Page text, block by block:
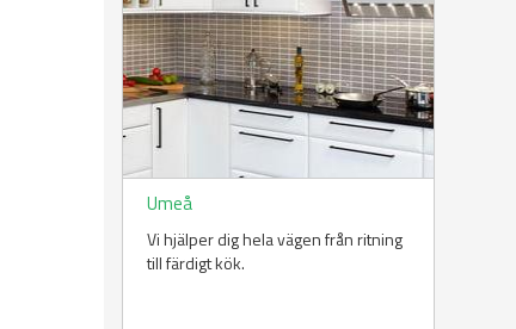
Umeå
Vi hjälper dig hela vägen från ritning
till färdigt kök.